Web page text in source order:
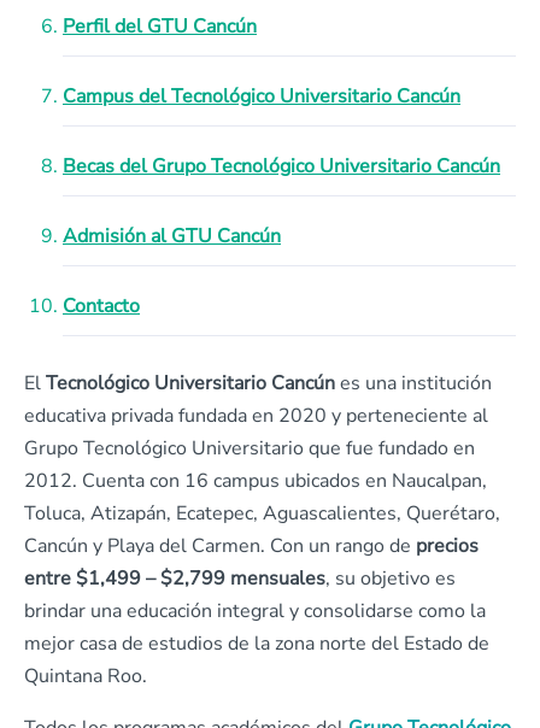
Perfil del GTU Cancún
Campus del Tecnológico Universitario Cancún
Becas del Grupo Tecnológico Universitario Cancún
Admisión al GTU Cancún
Contacto
ElTecnológico Universitario Cancúnes una institución
educativa privada fundada en 2020 y perteneciente al
Grupo Tecnológico Universitario que fue fundado en
2012. Cuenta con 16 campus ubicados en Naucalpan,
Toluca, Atizapán, Ecatepec, Aguascalientes, Querétaro,
Cancún y Playa del Carmen. Con un rango de precios
entre $1,499 – $2,799 mensuales, su objetivo es
brindar una educación integral y consolidarse como la
mejor casa de estudios de la zona norte del Estado de
Quintana Roo.